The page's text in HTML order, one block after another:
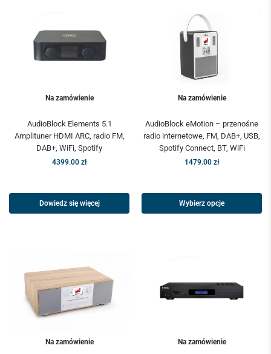
Na zamówienie
AudioBlock Elements 5.1
Amplituner HDMI ARC, radio FM,
DAB+, WiFi, Spotify
4399.00 zł
Dowiedz się więcej
Na zamówienie
AudioBlock eMotion – przenośne
radio internetowe, FM, DAB+, USB,
Spotify Connect, BT, WiFi
1479.00 zł
Wybierz opcje
Na zamówienie Na zamówienie